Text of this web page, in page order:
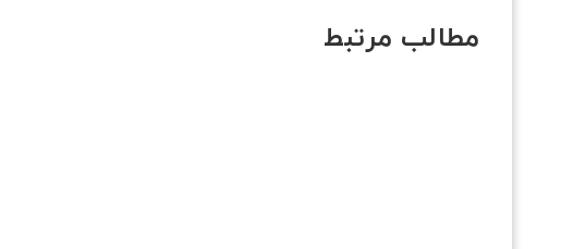
مطالب مرتبط